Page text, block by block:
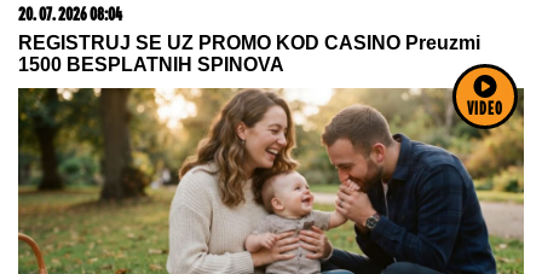
VIDEO
20. 07. 2026 08:04
REGISTRUJ SE UZ PROMO KOD CASINO Preuzmi
1500 BESPLATNIH SPINOVA